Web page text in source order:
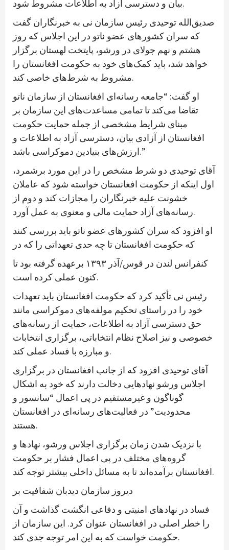
بیان و دسترسی آزاد به اطلاعات مشروط شود.
صدیق‌الله توحیدی رئیس سازمان نی به خبرنگاران گفت
که سران کشورهای عضو ناتو در این اجلاس که روز
هشتم و نهم جولای در ورشو، پایتخت لهستان برگزار
خواهد شد، باید کمک‌های خود به حکومت افغانستان را
مشروط به شرط‌های خاصی کند.
او گفت: “جامعه رسانه‌ای افغانستان از سازمان ناتو
تقاضا می‌کند تا تمامی مساعدت‌های این سازمان بر
مبنای شرایط مشخصی از جمله حمایت حکومت
افغانستان از آزادی بیان، دسترسی آزاد به اطلاعات و
ارزش‌های بنیادین دموکراسی باشد.”
آقای توحیدی دو شرط مشخص را در این مورد برشمرد،
اول اینکه از حکومت افغانستان خواسته شود که عاملان
خشونت علیه خبرنگاران را مجازات کند و دوم از
رسانه‌های آزاد حمایت مالی و معنوی به عمل آورد.
او افزود که سران کشورهای عضو ناتو باید بررسی کنند
که حکومت افغانستان تا چه حدی تعهداتی را که در
کنفرانس لندن در قوس/آذر ۱۳۹۳ برعهده گرفته بود تا
کنون عملی کرده است.
رئیس نی تأکید کرد که حکومت افغانستان باید تعهدات
خود را در راستای تحکیم مولفه‌های دموکراسی مانند
حق دسترسی آزاد به اطلاعات، حمایت از رسانه‌های
خصوصی و نیز اصلاح نظام انتخاباتی، برگزاری انتخابات
و مبارزه با فساد عملی کند.
آقای توحیدی افزود که از جانب افغانستان در برگزاری
اجلاس ورشو نهادهایی دخالت دارند که خود به اشکال
گوناگون و غیرمستقیم در پی اعمال “سانسور و
محدودیت” در فعالیت‌های رسانه‌ای در افغانستان
هستند.
با نزدیک شدن زمان برگزاری اجلاس ورشو، نهادها و
گروه‌های مختلف در پی اعمال فشار بر حکومت
افغانستان برآمده‌اند تا به مسائل داخلی بیشتر توجه کند.
دیروز سازمان دیدبان شفافیت بر
فساد در نهادهای امنیتی و دفاعی انگشت گذاشت و آن
را خطر اصلی در افغانستان عنوان کرد. این سازمان از
حکومت خواست که به این امر توجه جدی کند.